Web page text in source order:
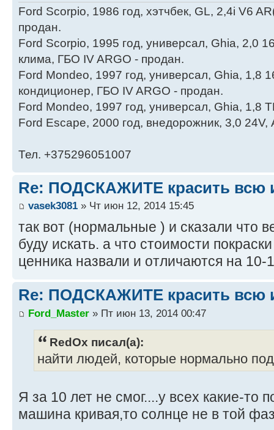
Ford Scorpio, 1986 год, хэтчбек, GL, 2,4i V6
продан.
Ford Scorpio, 1995 год, универсал, Ghia, 2,0
клима, ГБО IV ARGO - продан.
Ford Mondeo, 1997 год, универсал, Ghia, 1,8
кондиционер, ГБО IV ARGO - продан.
Ford Mondeo, 1997 год, универсал, Ghia, 1,8
Ford Escape, 2000 год, внедорожник, 3,0
Тел. +375296051007
Re: ПОДСКАЖИТЕ красить всю
vasek3081 » Чт июн 12, 2014 15:45
так вот (нормальные ) и сказали что
буду искать. а что стоимости
ценника назвали и отличаются на 10-
Re: ПОДСКАЖИТЕ красить всю
Ford_Master » Пт июн 13, 2014 00:47
RedOx писал(а):
найти людей, которые нормально
Я за 10 лет не смог....у всех какие-то
машина кривая,то солнце не в той